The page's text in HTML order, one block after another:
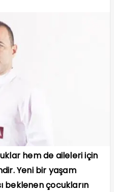
hem de aileleri için
Yeni bir yaşam
beklenen çocukların